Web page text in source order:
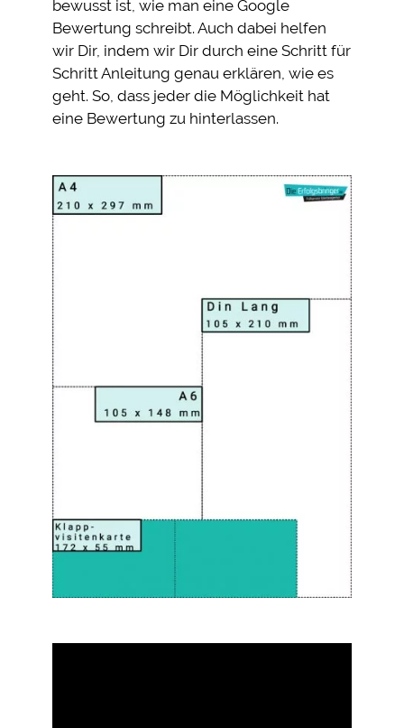
bewusst ist, wie man eine Google
Bewertung schreibt. Auch dabei helfen
wir Dir, indem wir Dir durch eine Schritt für
Schritt Anleitung genau erklären, wie es
geht. So, dass jeder die Möglichkeit hat
eine Bewertung zu hinterlassen.